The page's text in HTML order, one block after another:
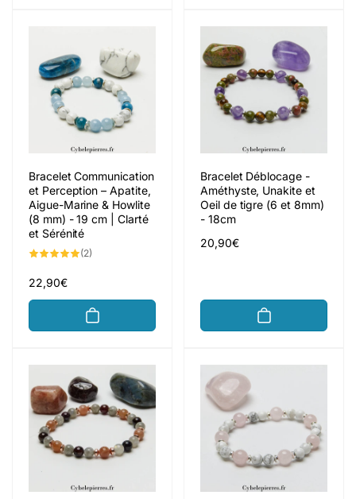
Bracelet Communication
et Perception – Apatite,
Aigue-Marine & Howlite
(8 mm) - 19 cm | Clarté
et Sérénité
(2)
Prix
habituel
22,90€
Bracelet Déblocage -
Améthyste, Unakite et
Oeil de tigre (6 et 8mm)
- 18cm
Prix
20,90€